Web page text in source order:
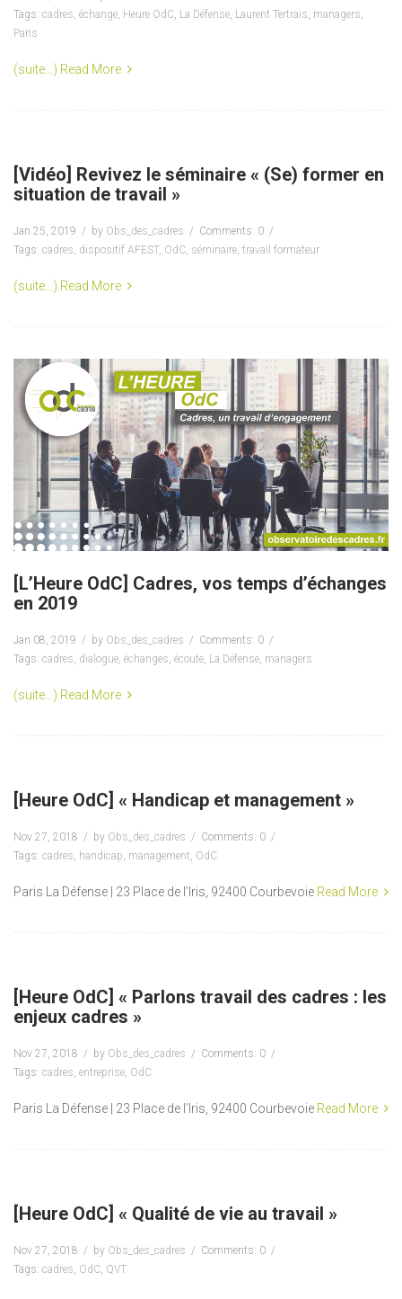
Tags: cadres, échange, Heure OdC, La Défense, Laurent Tertrais, managers,
Paris
(suite…) Read More
[Vidéo] Revivez le séminaire « (Se) former en
situation de travail »
Jan 25, 2019 by Obs_des_cadres
Comments: 0
Tags: cadres, dispositif AFEST, OdC, séminaire, travail formateur
(suite…) Read More
[L’Heure OdC] Cadres, vos temps d’échanges
en 2019
Jan 08, 2019 by Obs_des_cadres
Comments: 0
Tags: cadres, dialogue, échanges, écoute, La Défense, managers
(suite…) Read More
[Heure OdC] « Handicap et management »
Nov 27, 2018 by Obs_des_cadres
Comments: 0
Tags: cadres, handicap, management, OdC
Paris La Défense | 23 Place de l’Iris, 92400 Courbevoie Read More
[Heure OdC] « Parlons travail des cadres : les
enjeux cadres »
Nov 27, 2018 by Obs_des_cadres
Comments: 0
Tags: cadres, entreprise, OdC
Paris La Défense | 23 Place de l’Iris, 92400 Courbevoie Read More
[Heure OdC] « Qualité de vie au travail »
Nov 27, 2018 by Obs_des_cadres
Comments: 0
Tags: cadres, OdC, QVT